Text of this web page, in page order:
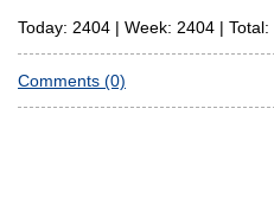
Today: 2404 | Week: 2404 | Total:
Comments (0)